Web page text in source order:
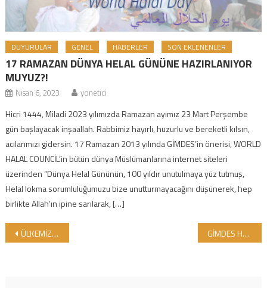
DUYURULAR GENEL HABERLER SON EKLENENLER
17 RAMAZAN DÜNYA HELAL GÜNÜNE HAZIRLANIYOR
MUYUZ?!
Nisan 6, 2023 yonetici
Hicri 1444, Miladi 2023 yılımızda Ramazan ayımız 23 Mart Perşembe
gün başlayacak inşaallah. Rabbimiz hayırlı, huzurlu ve bereketli kılsın,
acılarımızı gidersin. 17 Ramazan 2013 yılında GİMDES’in önerisi, WORLD
HALAL COUNCİL’in bütün dünya Müslümanlarına internet siteleri
üzerinden “Dünya Helal Gününün, 100 yıldır unutulmaya yüz tutmuş,
Helal lokma sorumluluğumuzu bize unutturmayacağını düşünerek, hep
birlikte Allah’ın ipine sarılarak, […]
Yazı gezinmesi
ÜLKEMİZE İTHAL YOLU İLE GİREN HAYVAN KÖKENLİ PROTEİNLERDE DOMUZ TEHDİTİ.. GİMDES HEYETİ GÜNEY KORE YOLCUSU…